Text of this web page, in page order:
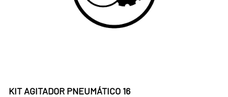
KIT AGITADOR PNEUMÁTICO 16